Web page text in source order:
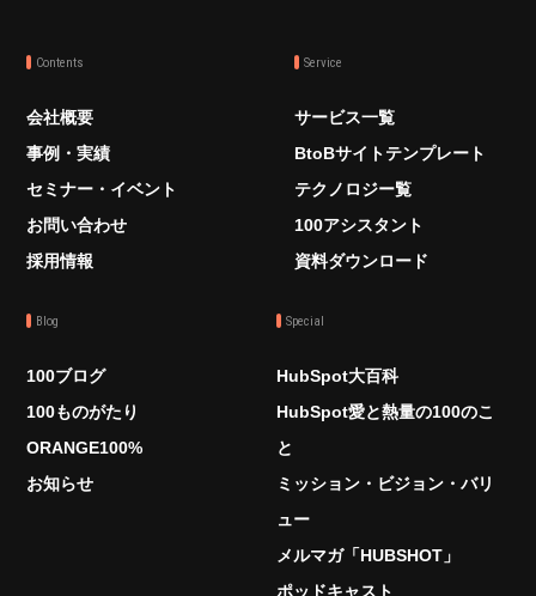
Contents
会社概要
事例・実績
セミナー・イベント
お問い合わせ
採用情報
Service
サービス一覧
BtoBサイトテンプレート
テクノロジー覧
100アシスタント
資料ダウンロード
Blog
100ブログ
100ものがたり
ORANGE100%
お知らせ
Special
HubSpot大百科
HubSpot愛と熱量の100のこ
と
ミッション・ビジョン・バリ
ュー
メルマガ「HUBSHOT」
ポッドキャスト